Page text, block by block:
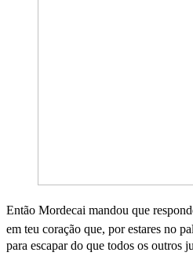
Então Mordecai mandou que
em teu coração que, por estares no
para escapar do que todos os outros